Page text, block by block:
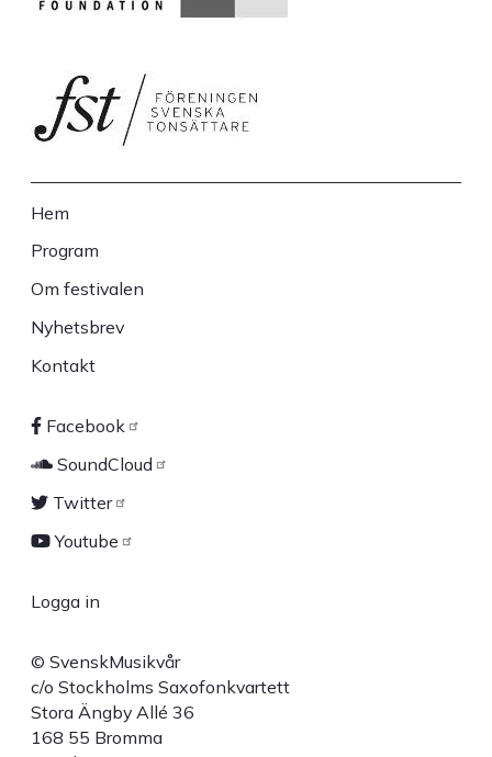
Sidfot
Hem
Program
Om festivalen
Nyhetsbrev
Kontakt
Sociala
länkar
Facebook
SoundCloud
Twitter
Youtube
account
menu
Logga in
© SvenskMusikvår
c/o Stockholms Saxofonkvartett
Stora Ängby Allé 36
168 55 Bromma